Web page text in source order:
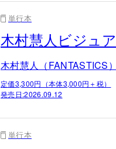
単行本
木村慧人ビジュ
木村慧人（FANTASTICS）
定価3,300円（本体3,000円＋税）
発売日:2026.09.12
単行本